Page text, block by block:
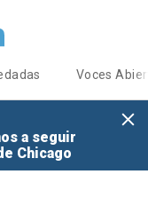
Voces
a seguir
Chicago